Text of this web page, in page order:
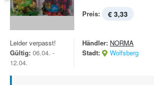
Preis: € 3,33
Leider verpasst!
Gültig: 06.04. -
12.04.
Händler: NORMA
Stadt:
Wolfsberg